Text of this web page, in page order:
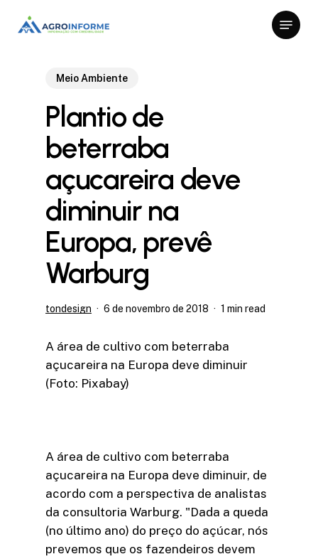
Menu
Meio Ambiente
Plantio de
beterraba
açucareira deve
diminuir na
Europa, prevê
Warburg
tondesign 6 de novembro de 2018 1 min read
A área de cultivo com beterraba
açucareira na Europa deve diminuir
(Foto: Pixabay)
A área de cultivo com beterraba
açucareira na Europa deve diminuir, de
acordo com a perspectiva de analistas
da consultoria Warburg. "Dada a queda
(no último ano) do preço do açúcar, nós
prevemos que os fazendeiros devem